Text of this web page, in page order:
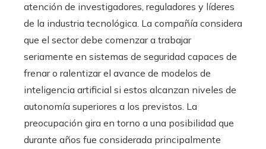
atención de investigadores, reguladores y líderes
de la industria tecnológica. La compañía considera
que el sector debe comenzar a trabajar
seriamente en sistemas de seguridad capaces de
frenar o ralentizar el avance de modelos de
inteligencia artificial si estos alcanzan niveles de
autonomía superiores a los previstos. La
preocupación gira en torno a una posibilidad que
durante años fue considerada principalmente